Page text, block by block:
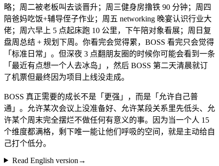
略；周二被老板叫去谈晋升；周三健身房撸铁 90 分钟；周四
陪爸妈吃饭+辅导侄子作业；周五 networking 晚宴认识行业大
佬；周六早上 5 点起床跑 10 公里，下午陪对象看展；周日复
盘周总结 + 规划下周。你看完会觉得累，BOSS 看完只会觉得
「标准日常」。但深夜 3 点翻朋友圈的时候你可能会看到一条
「最近有点想一个人去冰岛」，然后 BOSS 第二天清晨就订
了机票但最终因为项目上线没走成。
BOSS 真正需要的成长不是「更强」，而是「允许自己普
通」。允许某次会议上没准备好、允许某段关系里先低头、允
许某个周末完全摆烂不做任何有意义的事。因为当一个人 15
个维度都满格，剩下唯一能让他们呼吸的空间，就是主动给自
己打个低分。
Read English version →